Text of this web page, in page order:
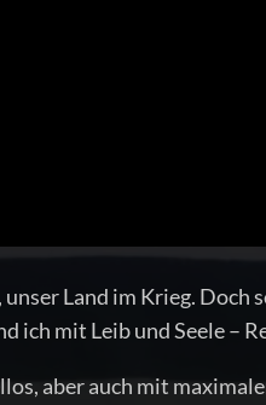
Land im Krieg.
ich mit Leib und Seele –
aber auch mit